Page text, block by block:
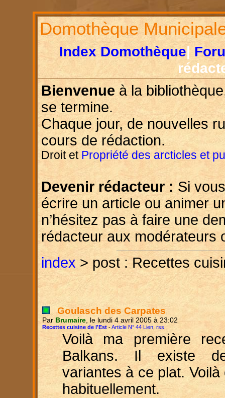
Domothèque
Index Domothèque|
Bienvenue à la
se termine.
Chaque jour, de nouvelles
cours de rédaction.
Droit et Propriété des arcticles et
Devenir rédacteur : Si
écrire un article ou animer
n’hésitez pas à faire une
rédacteur aux modérateurs
index > post : Recettes
Goulasch des Carpates
Par Brumaire , le lundi 4 avril 2005 à 23:02
Recettes cuisine de l'Est -Article N° 44 Lien rss
Voilà ma première
Balkans. Il existe
variantes à ce plat.
habituellement.